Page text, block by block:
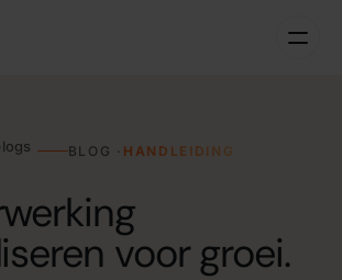
BLOG · HANDLEIDING
voor groei.